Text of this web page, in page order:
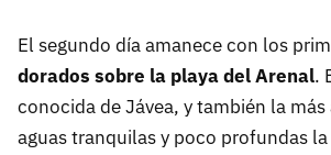
El segundo día amanece con los
dorados sobre la playa del Arenal.
conocida de Jávea, y también la más
aguas tranquilas y poco profundas